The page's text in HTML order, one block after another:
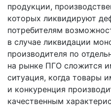
продукции,
которых ликвидируют
потребителям
в случае ликвидации
производителя по
на рынке ПГО сложится
ситуация, когда товары
и конкуренция
качественным